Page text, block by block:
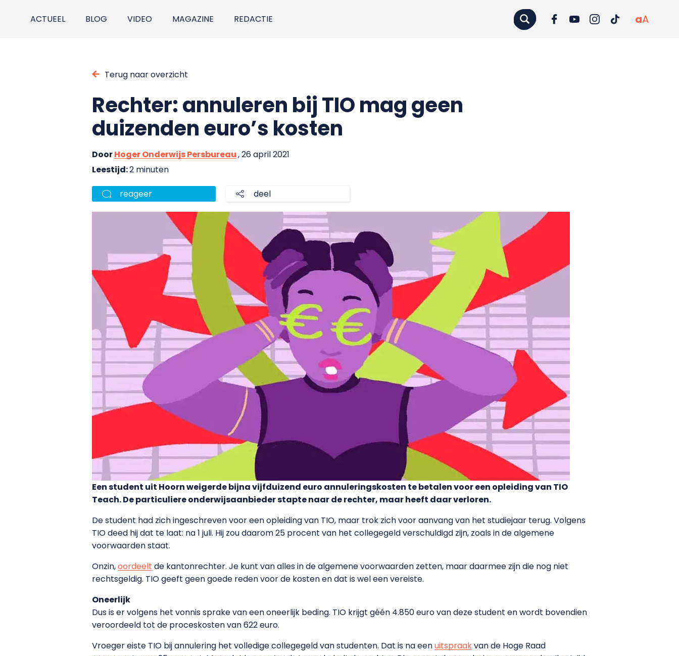
ACTUEEL BLOG VIDEO MAGAZINE REDACTIE aA
Terug naar overzicht
Rechter: annuleren bij TIO mag geen
duizenden euro’s kosten
DoorHoger Onderwijs Persbureau, 26 april 2021
Leestijd:2 minuten
reageer deel
Een student uit Hoorn weigerde bijna vijfduizend euro annuleringskosten te betalen voor een opleiding van TIO
Teach. De particuliere onderwijsaanbieder stapte naar de rechter, maar heeft daar verloren.
De student had zich ingeschreven voor een opleiding van TIO, maar trok zich voor aanvang van het studiejaar terug. Volgens
TIO deed hij dat te laat: na 1 juli. Hij zou daarom 25 procent van het collegegeld verschuldigd zijn, zoals in de algemene
voorwaarden staat.
Onzin,oordeelt de kantonrechter. Je kunt van alles in de algemene voorwaarden zetten, maar daarmee zijn die nog niet
rechtsgeldig. TIO geeft geen goede reden voor de kosten en dat is wel een vereiste.
Oneerlijk
Dus is er volgens het vonnis sprake van een oneerlijk beding. TIO krijgt géén 4.850 euro van deze student en wordt bovendien
veroordeeld tot de proceskosten van 622 euro.
Vroeger eiste TIO bij annulering het volledige collegegeld van studenten. Dat is na eenuitspraakvan de Hoge Raad